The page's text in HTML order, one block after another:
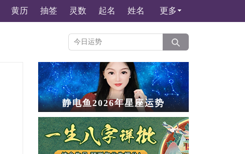
黄历 抽签 灵数 起名 姓名 更多
静电鱼2026年星座运势